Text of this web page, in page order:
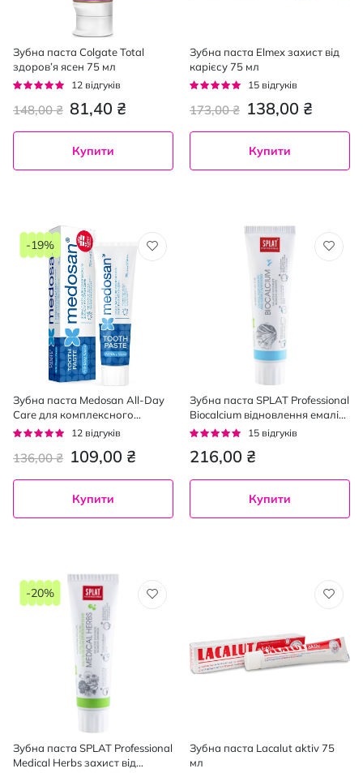
Зубна паста Colgate Total
здоров’я ясен 75 мл
Рейтинг:
12 відгуків
81,40 ₴
148,00 ₴
Купити
Зубна паста Elmex захист від
карієсу 75 мл
Рейтинг:
15 відгуків
138,00 ₴
173,00 ₴
Купити
Зубна паста Medosan All-Day
Care для комплексного
захисту 75 мл
Рейтинг:
12 відгуків
109,00 ₴
136,00 ₴
-19%
Купити
Зубна паста SPLAT Professional
Biocalcium відновлення емалі
та безпечне відбілювання 100
Рейтинг:
15 відгуків
216,00 ₴
Купити
Зубна паста SPLAT Professional
Medical Herbs захист від
-20%
Зубна паста Lacalut aktiv 75
мл